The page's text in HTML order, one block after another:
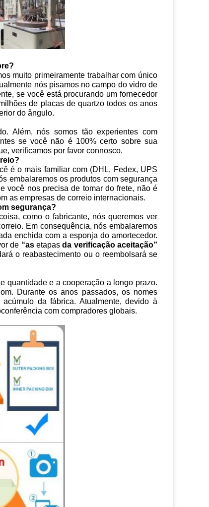
muito primeiramente trabalhar com único
nós pisamos no campo do vidro de
se você está procurando um fornecedor
de placas de quartzo todos os anos
do ângulo.
Além, nós somos tão experientes com
se você não é 100% certo sobre sua
verificamos por favor connosco.
é o mais familiar com (DHL, Fedex, UPS
embalaremos os produtos com segurança
você nos precisa de tomar do frete, não é
as empresas de correio internacionais.
segurança?
como o fabricante, nós queremos ver
Em consequência, nós embalaremos
enchida com a esponja do amortecedor.
de “asetapasda verificação aceitação”
o reabastecimento ou o reembolsará se
quantidade e a cooperação a longo prazo.
Durante os anos passados, os nomes
da fábrica. Atualmente, devido à
com compradores globais.